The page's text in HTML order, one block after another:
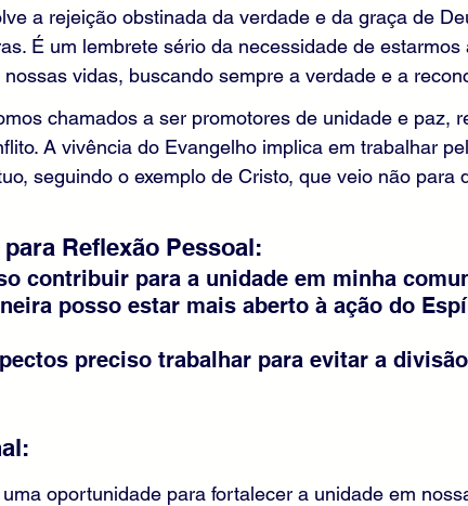
a rejeição obstinada da verdade e da graça de
É um lembrete sério da necessidade de
vidas, buscando sempre a verdade e a
chamados a ser promotores de unidade e paz,
A vivência do Evangelho implica em trabalhar
seguindo o exemplo de Cristo, que veio não para
Reflexão Pessoal:
contribuir para a unidade em minha
posso estar mais aberto à ação do
preciso trabalhar para evitar a
oportunidade para fortalecer a unidade em